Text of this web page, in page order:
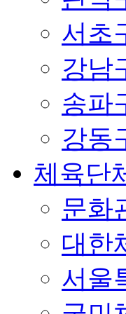
서초
강남
송파
강동
체육단
문화
대한
서울